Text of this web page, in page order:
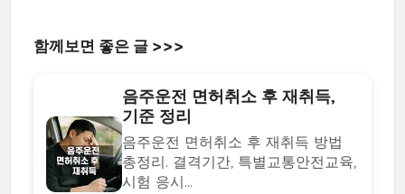
함께보면 좋은 글 >>>
음주운전 면허취소 후 재취득,
기준 정리
음주운전 면허취소 후 재취득 방법
총정리. 결격기간, 특별교통안전교육,
시험 응시...